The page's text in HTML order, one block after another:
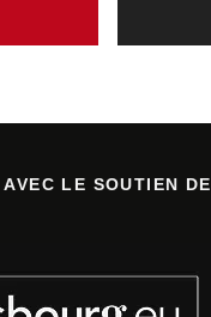
AVEC LE SOUTIEN DE